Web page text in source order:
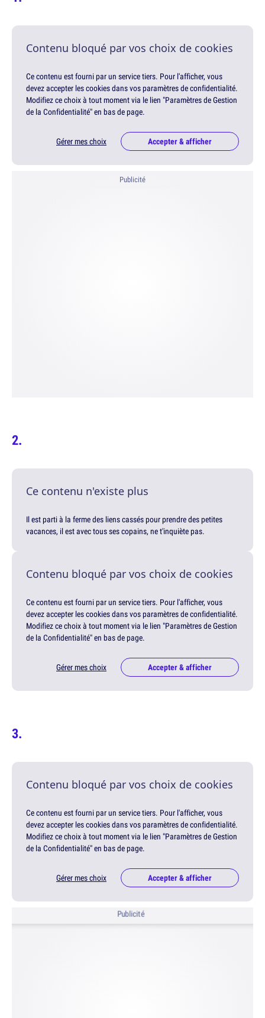
Contenu bloqué par vos choix de cookies
Ce contenu est fourni par un service tiers. Pour l'afficher, vous
devez accepter les cookies dans vos paramètres de confidentialité.
Modifiez ce choix à tout moment via le lien "Paramètres de Gestion
de la Confidentialité" en bas de page.
Gérer mes choix Accepter & afficher
Publicité
Ce contenu n'existe plus
Il est parti à la ferme des liens cassés pour prendre des petites
vacances, il est avec tous ses copains, ne t'inquiète pas.
Contenu bloqué par vos choix de cookies
Ce contenu est fourni par un service tiers. Pour l'afficher, vous
devez accepter les cookies dans vos paramètres de confidentialité.
Modifiez ce choix à tout moment via le lien "Paramètres de Gestion
de la Confidentialité" en bas de page.
Gérer mes choix Accepter & afficher
Contenu bloqué par vos choix de cookies
Ce contenu est fourni par un service tiers. Pour l'afficher, vous
devez accepter les cookies dans vos paramètres de confidentialité.
Modifiez ce choix à tout moment via le lien "Paramètres de Gestion
de la Confidentialité" en bas de page.
Gérer mes choix Accepter & afficher
Publicité